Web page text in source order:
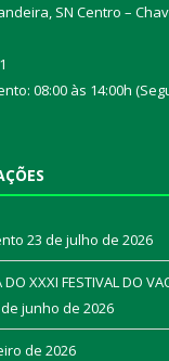
SN Centro –
08:00 às 14:00h
23 de julho de 2026
XXXI FESTIVAL DO
de junho de 2026
de 2026